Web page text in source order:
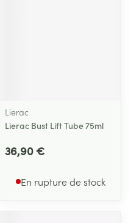
Lierac
Lierac Bust Lift Tube 75ml
36,90 €
En rupture de stock